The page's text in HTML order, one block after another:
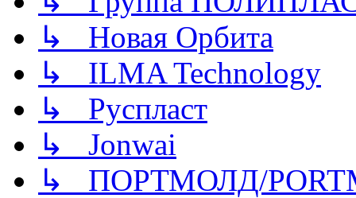
↳ Новая Орбита
↳ ILMA Technology
↳ Руспласт
↳ Jonwai
↳ ПОРТМОЛД/